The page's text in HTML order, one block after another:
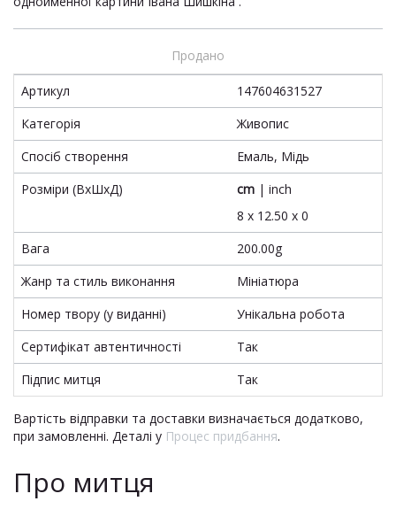
Продано
Артикул
147604631527
Категорія
Живопис
Спосіб створення
Емаль, Мідь
Розміри (ВхШхД)
cm | inch
8 x 12.50 x 0
Вага
200.00g
Жанр та стиль виконання
Мініатюра
Номер твору (у виданні)
Унікальна робота
Сертифікат автентичності
Так
Підпис митця
Так
Вартість відправки та доставки визначається додатково,
при замовленні. Деталі у Процес придбання.
Про митця